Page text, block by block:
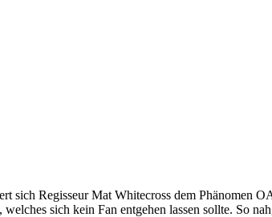
sich Regisseur Mat Whitecross dem Phänomen
sich kein Fan entgehen lassen sollte. So